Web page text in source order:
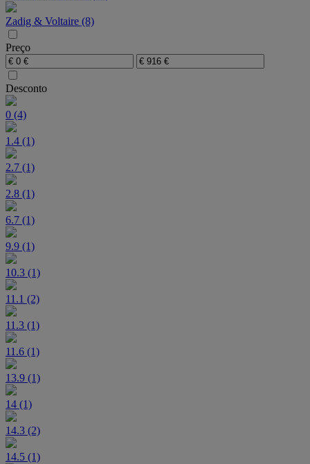
Zadig & Voltaire (8)
Preço
Desconto
0 (4)
1.4 (1)
2.7 (1)
2.8 (1)
6.7 (1)
9.9 (1)
10.3 (1)
11.1 (2)
11.3 (1)
11.6 (1)
13.9 (1)
14 (1)
14.3 (2)
14.5 (1)